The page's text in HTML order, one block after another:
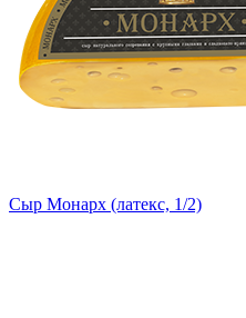
Сыр Монарх (латекс, 1/2)